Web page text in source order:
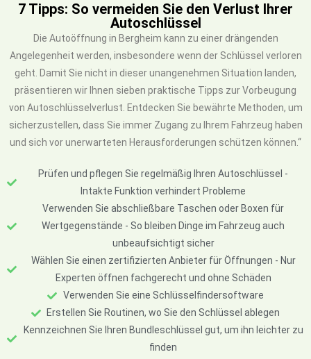
7 Tipps: So vermeiden Sie den Verlust Ihrer
Autoschlüssel
Die Autoöffnung in Bergheim kann zu einer drängenden
Angelegenheit werden, insbesondere wenn der Schlüssel verloren
geht. Damit Sie nicht in dieser unangenehmen Situation landen,
präsentieren wir Ihnen sieben praktische Tipps zur Vorbeugung
von Autoschlüsselverlust. Entdecken Sie bewährte Methoden, um
sicherzustellen, dass Sie immer Zugang zu Ihrem Fahrzeug haben
und sich vor unerwarteten Herausforderungen schützen können.“
Prüfen und pflegen Sie regelmäßig Ihren Autoschlüssel -
Intakte Funktion verhindert Probleme
Verwenden Sie abschließbare Taschen oder Boxen für
Wertgegenstände - So bleiben Dinge im Fahrzeug auch
unbeaufsichtigt sicher
Wählen Sie einen zertifizierten Anbieter für Öffnungen - Nur
Experten öffnen fachgerecht und ohne Schäden
Verwenden Sie eine Schlüsselfindersoftware
Erstellen Sie Routinen, wo Sie den Schlüssel ablegen
Kennzeichnen Sie Ihren Bundleschlüssel gut, um ihn leichter zu
finden